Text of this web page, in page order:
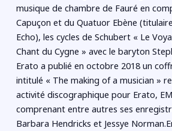
musique de chambre de Fauré en
Capuçon et du Quatuor Ebène
Echo), les cycles de Schubert « Le
Chant du Cygne » avec le baryton
Erato a publié en octobre 2018 un
intitulé « The making of a musician »
activité discographique pour Erato,
comprenant entre autres ses
Barbara Hendricks et Jessye